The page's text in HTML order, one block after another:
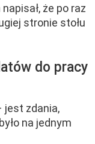
że po raz
stronie stołu
do pracy
jest zdania,
na jednym